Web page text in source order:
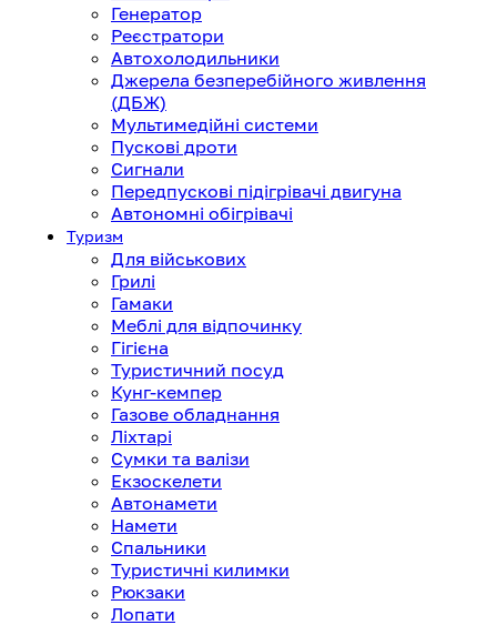
Генератор
Реєстратори
Автохолодильники
Джерела безперебійного живлення
(ДБЖ)
Мультимедійні системи
Пускові дроти
Сигнали
Передпускові підігрівачі двигуна
Автономні обігрівачі
Туризм
Для військових
Грилі
Гамаки
Меблі для відпочинку
Гігієна
Туристичний посуд
Кунг-кемпер
Газове обладнання
Ліхтарі
Сумки та валізи
Екзоскелети
Автонамети
Намети
Спальники
Туристичні килимки
Рюкзаки
Лопати